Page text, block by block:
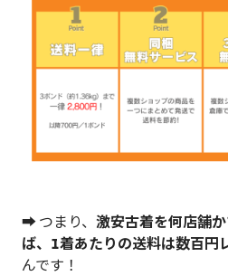
➡️ つまり、 激安古着を何店舗
ば、1着あたりの送料は数百円
んです！